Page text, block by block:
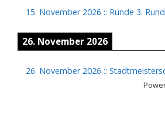
15. November 2026 :: Runde 3.
26. November 2026
26. November 2026 ::